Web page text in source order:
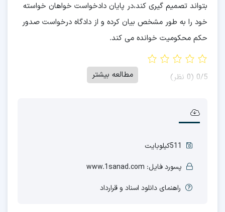
بتواند تصمیم گیری کند،در پایان دادخواست خواهان خواسته
خود را به طور مشخص بیان کرده و از دادگاه درخواست صدور
حکم محکومیت خوانده می کند.
‫0/5 ‫(0 نظر) مطالعه بیشتر
511کیلوبایت
پسورد فایل: www.1sanad.com
راهنمای دانلود اسناد و قرارداد